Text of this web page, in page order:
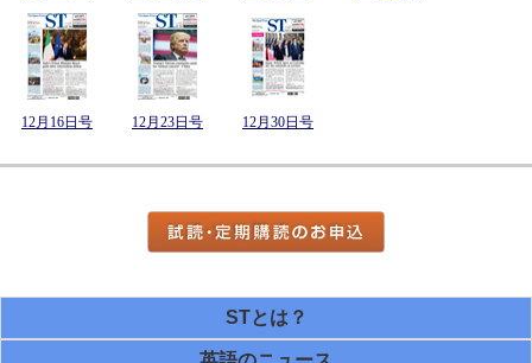
12月16日号 12月23日号 12月30日号
STとは？